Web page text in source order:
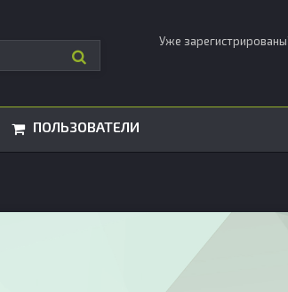
Уже
ПОЛЬЗОВАТЕЛИ